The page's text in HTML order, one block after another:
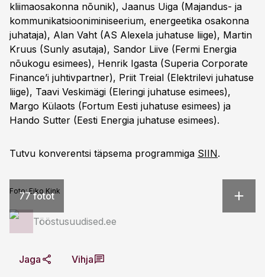
kliimaosakonna nõunik), Jaanus Uiga (Majandus- ja
kommunikatsiooniminiseerium, energeetika osakonna
juhataja), Alan Vaht (AS Alexela juhatuse liige), Martin
Kruus (Sunly asutaja), Sandor Liive (Fermi Energia
nõukogu esimees), Henrik Igasta (Superia Corporate
Finance’i juhtivpartner), Priit Treial (Elektrilevi juhatuse
liige), Taavi Veskimägi (Eleringi juhatuse esimees),
Margo Külaots (Fortum Eesti juhatuse esimees) ja
Hando Sutter (Eesti Energia juhatuse esimees).
Tutvu konverentsi täpsema programmiga SIIN.
77 fotot
Foto:Eiko Kink
Tööstusuudised.ee
Jaga Vihja